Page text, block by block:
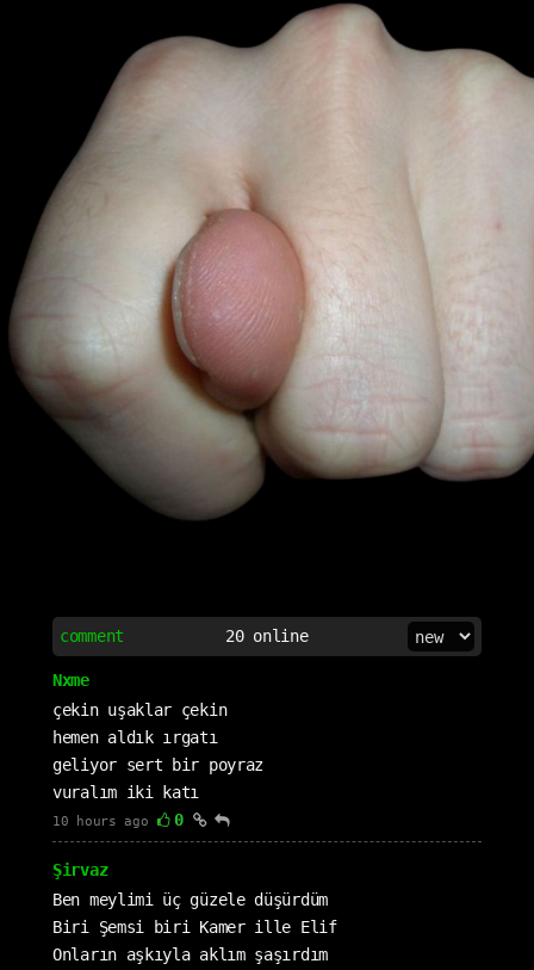
comment 20online
Nxme
çekin uşaklar çekin
hemen aldık ırgatı
geliyor sert bir poyraz
vuralım iki katı
10 hours ago 0
Şirvaz
Ben meylimi üç güzele düşürdüm
Biri Şemsi biri Kamer ille Elif
Onların aşkıyla aklım şaşırdım